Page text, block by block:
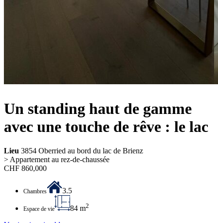
Un standing haut de gamme
avec une touche de rêve : le lac
Lieu 3854 Oberried au bord du lac de Brienz
> Appartement au rez-de-chaussée
CHF 860,000
Chambres 3.5
Espace de vie 84 m2